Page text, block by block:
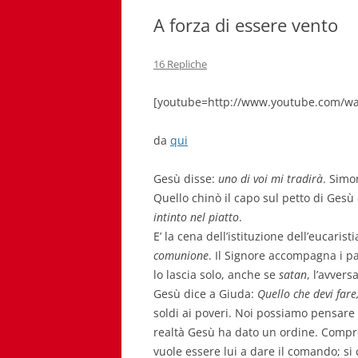
A forza di essere vento
16 Repliche
[youtube=http://www.youtube.com/
da qui
Gesù disse: uno di voi mi tradirà.
Quello chinò il capo sul petto di Gesù
intinto nel piatto.
E’ la cena dell’istituzione
comunione. Il Signore accompagna i
lo lascia solo, anche se satan,
Gesù dice a Giuda: Quello che devi
soldi ai poveri. Noi possiamo
realtà Gesù ha dato un ordine.
vuole essere lui a dare il comando;